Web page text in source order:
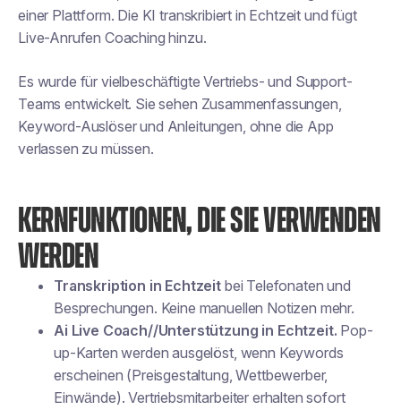
einer Plattform. Die KI transkribiert in Echtzeit und fügt
Live-Anrufen Coaching hinzu.
Es wurde für vielbeschäftigte Vertriebs- und Support-
Teams entwickelt. Sie sehen Zusammenfassungen,
Keyword-Auslöser und Anleitungen, ohne die App
verlassen zu müssen.
KERNFUNKTIONEN, DIE SIE VERWENDEN
WERDEN
Transkription in Echtzeit bei Telefonaten und
Besprechungen. Keine manuellen Notizen mehr.
Ai Live Coach//Unterstützung in Echtzeit. Pop-
up-Karten werden ausgelöst, wenn Keywords
erscheinen (Preisgestaltung, Wettbewerber,
Einwände). Vertriebsmitarbeiter erhalten sofort